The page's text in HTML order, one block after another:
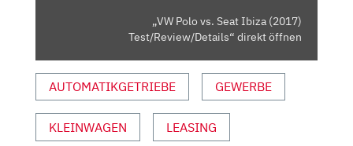
„VW Polo vs. Seat Ibiza (2017)
Test/Review/Details“ direkt öffnen
AUTOMATIKGETRIEBE GEWERBE
KLEINWAGEN LEASING